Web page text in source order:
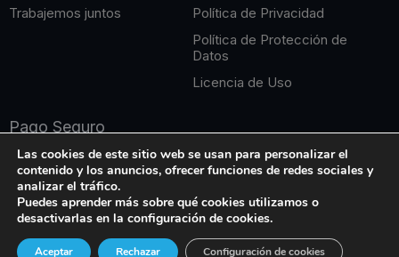
Trabajemos juntos
Política de Privacidad
Política de Protección de
Datos
Licencia de Uso
Pago Seguro
reservados.
Las cookies de este sitio web se usan para personalizar el
contenido y los anuncios, ofrecer funciones de redes sociales y
analizar el tráfico.
Puedes aprender más sobre qué cookies utilizamos o
desactivarlas en la configuración de cookies.
Aceptar Rechazar Configuración de cookies